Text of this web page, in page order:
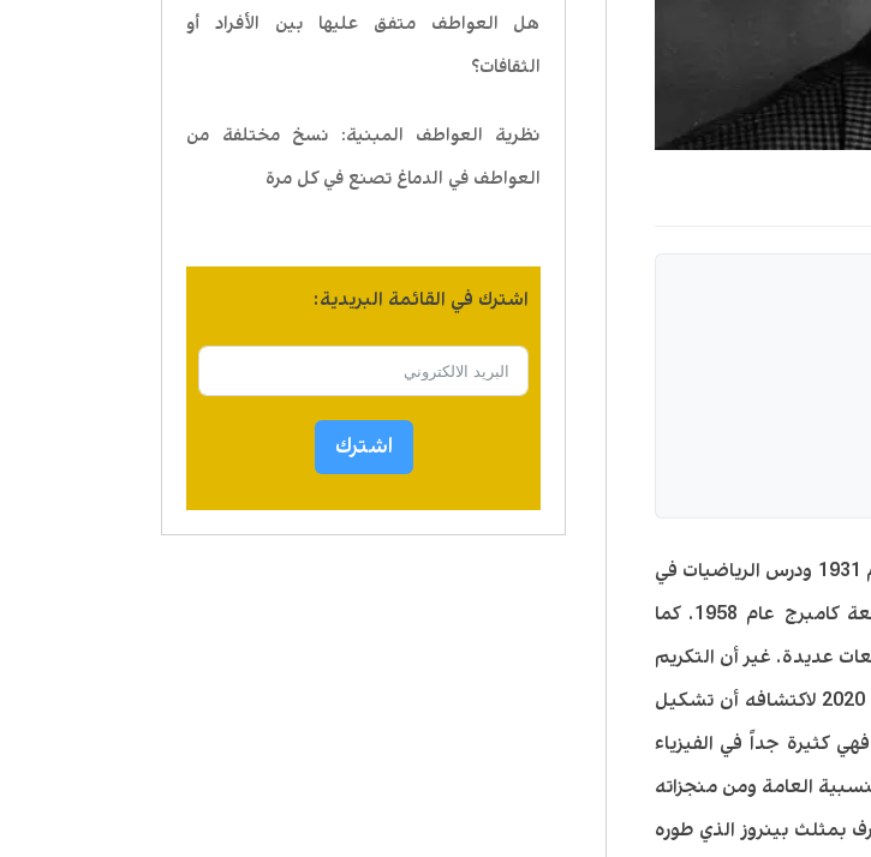
هل العواطف متفق عليها بين الأفراد أو
الثقافات؟
نظرية العواطف المبنية: نسخ مختلفة من
العواطف في الدماغ تصنع في كل مرة
اشترك في القائمة البريدية:
اشترك
ولد السير روجر بينروز في مدينة كولجستر في المملكة المتحدة عام 1931 ودرس الرياضيات في
كلية لندن الجامعة والدكتوراه في الهندسة وعلم الفلك من جامعة كامبرج عام 1958. كما
عديدة. غير أن التكريم
الأبرز الذي حصل عليه كان حصوله على جائزة نوبل في الفيزياء عام 2020 لاكتشافه أن تشكيل
فهي كثيرة جداً في الفيزياء
العامة ومن منجزاته
بمثلث بينروز الذي طوره